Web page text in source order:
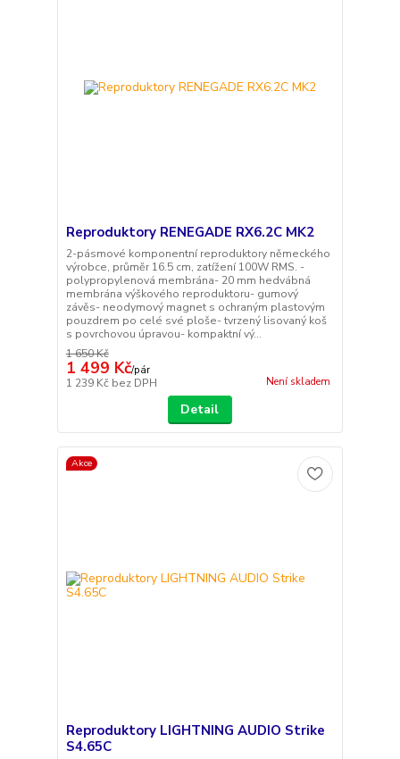
Reproduktory RENEGADE RX6.2C MK2
2-pásmové komponentní reproduktory německého
výrobce, průměr 16.5 cm, zatížení 100W RMS. -
polypropylenová membrána- 20 mm hedvábná
membrána výškového reproduktoru- gumový
závěs- neodymový magnet s ochraným plastovým
pouzdrem po celé své ploše- tvrzený lisovaný koš
s povrchovou úpravou- kompaktní vý...
1 650 Kč
1 499 Kč/pár
1 239 Kč bez DPH Není skladem
Detail
Akce
Reproduktory LIGHTNING AUDIO Strike
S4.65C